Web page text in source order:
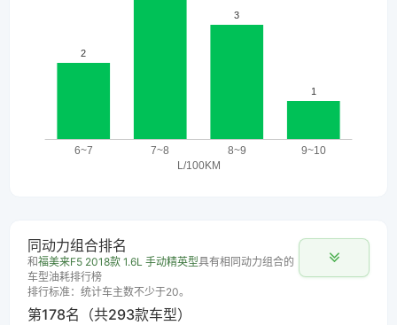
同动力组合排名
和福美来F5 2018款 1.6L 手动精英型具有相同动力组合的
车型油耗排行榜
排行标准：统计车主数不少于20。
第178名（共293款车型）